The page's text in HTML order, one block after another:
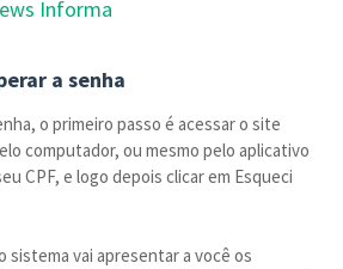
Informa
a senha
o primeiro passo é acessar o site
computador, ou mesmo pelo aplicativo
CPF, e logo depois clicar em Esqueci
sistema vai apresentar a você os